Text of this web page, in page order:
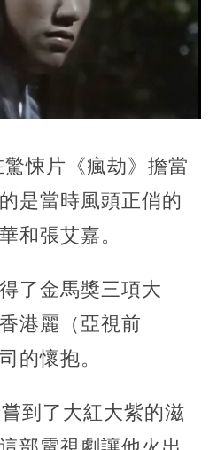
悚片《瘋劫》擔當
是當時風頭正俏的
和張艾嘉。
了金馬獎三項大
港麗（亞視前
的懷抱。
到了大紅大紫的滋